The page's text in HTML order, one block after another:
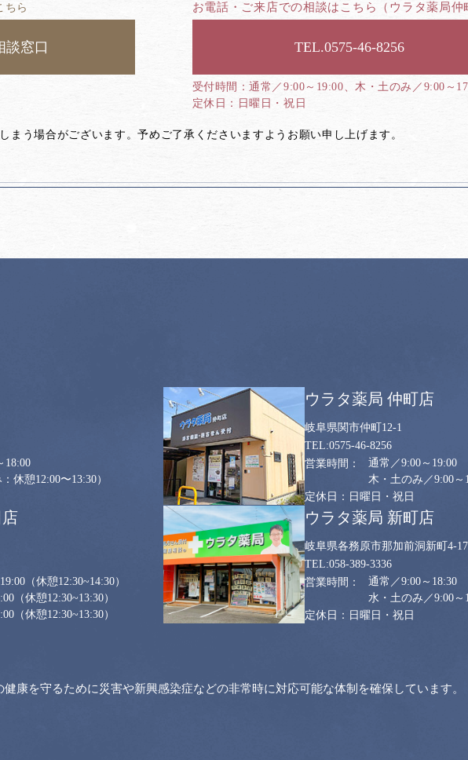
ちら
談窓口
お電話・ご来店での相談はこちら （ウラタ薬局仲
0575-46-8256
通常／9:00～19:00、木・土のみ／9:00～
日曜日・祝日
う場合がございます。予めご了承くださいますようお願い申し上げます。
18:00
休憩12:00〜13:30）
ウラタ薬局 仲町店
岐阜県関市仲町12-1
0575-46-8256
通常／9:00～19:00
木・土のみ／9:00～
日曜日・祝日
（休憩12:30~14:30）
（休憩12:30~13:30）
（休憩12:30~13:30）
ウラタ薬局 新町店
岐阜県各務原市那加前洞新町4-
058-389-3336
通常／9:00～18:30
水・土のみ／9:00～
日曜日・祝日
康を守るために災害や新興感染症などの非常時に対応可能な体制を確保しています。